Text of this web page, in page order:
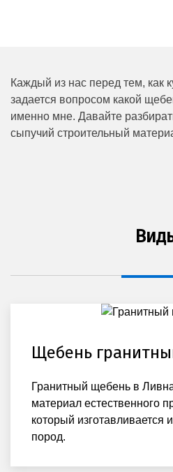
Каждый из нас перед тем, как
задается вопросом какой
именно мне. Давайте
сыпучий строительный
Щебень
Гранитный щебень в
материал естественного
который изготавливается
пород.